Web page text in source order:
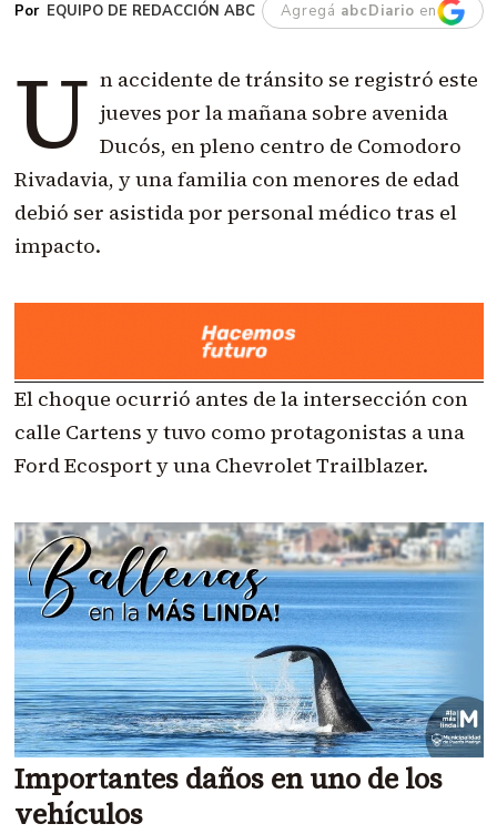
EQUIPO DE REDACCIÓN ABC Agregá abcDiario en
U n accidente de tránsito se registró este
jueves por la mañana sobre avenida
Ducós, en pleno centro de Comodoro
Rivadavia, y una familia con menores de edad
debió ser asistida por personal médico tras el
impacto.
El choque ocurrió antes de la intersección con
calle Cartens y tuvo como protagonistas a una
Ford Ecosport y una Chevrolet Trailblazer.
Importantes daños en uno de los
vehículos